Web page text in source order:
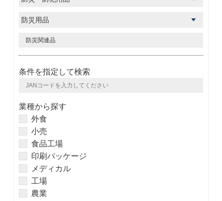
条件を指定して検索
業種から探す
外食
小売
食品工場
印刷パッケージ
メディカル
工場
農業